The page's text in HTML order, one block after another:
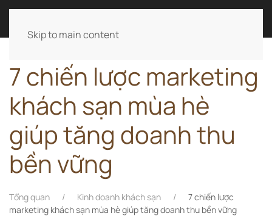
Skip to main content
7 chiến lược marketing
khách sạn mùa hè
giúp tăng doanh thu
bền vững
Tổng quan Kinh doanh khách sạn
7 chiến lược
marketing khách sạn mùa hè giúp tăng doanh thu bền vững